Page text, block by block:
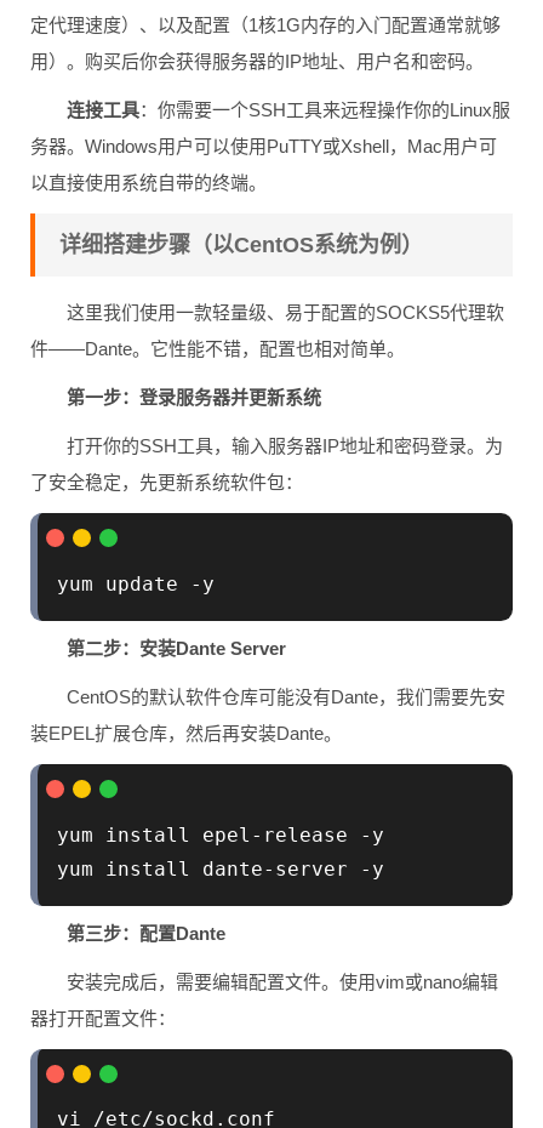
定代理速度）、以及配置（1核1G内存的入门配置通常就够
用）。购买后你会获得服务器的IP地址、用户名和密码。
连接工具：你需要一个SSH工具来远程操作你的Linux服
务器。Windows用户可以使用PuTTY或Xshell，Mac用户可
以直接使用系统自带的终端。
详细搭建步骤（以CentOS系统为例）
这里我们使用一款轻量级、易于配置的SOCKS5代理软
件——Dante。它性能不错，配置也相对简单。
第一步：登录服务器并更新系统
打开你的SSH工具，输入服务器IP地址和密码登录。为
了安全稳定，先更新系统软件包：
第二步：安装Dante Server
CentOS的默认软件仓库可能没有Dante，我们需要先安
装EPEL扩展仓库，然后再安装Dante。
yum install epel-release -y
第三步：配置Dante
安装完成后，需要编辑配置文件。使用vim或nano编辑
器打开配置文件：